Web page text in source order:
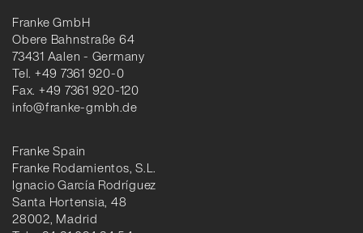
Franke GmbH
Obere Bahnstraße 64
73431 Aalen - Germany
Tel. +49 7361 920-0
Fax. +49 7361 920-120
info@franke-gmbh.de
Franke Spain
Franke Rodamientos, S.L.
Ignacio García Rodríguez
Santa Hortensia, 48
28002, Madrid